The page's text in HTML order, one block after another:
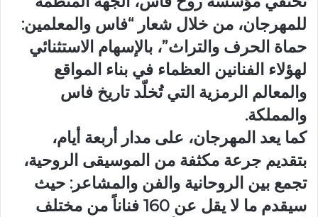
للمهرجان، من خلال شعار “فاس والمعلمين:
حماة الحرف والتراث”، بالإسهام الاستثنائي
لهؤلاء الفنانين العظماء في بناء المواقع
والمعالم الرمزية التي تُخلّد تاريخ فاس
والمملكة.
كما يعد المهرجان، على مدار أربعة أيام،
بتقديم جرعة مكثفة من الموسيقى الروحية،
تجمع بين الروحانية والفن والمشاعر: حيث
سيقدم ما لا يقل عن 160 فناناً من مختلف